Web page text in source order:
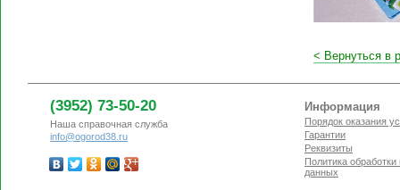
< Вернуться в
(3952) 73-50-20
Наша справочная служба
info@ogorod38.ru
Информация
Порядок оказания
Гарантии
Реквизиты
Политика
данных